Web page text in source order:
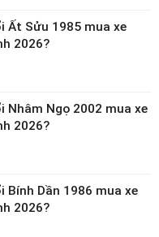
Ất Sửu 1985 mua xe
2026?
Nhâm Ngọ 2002 mua xe
2026?
Bính Dần 1986 mua xe
2026?